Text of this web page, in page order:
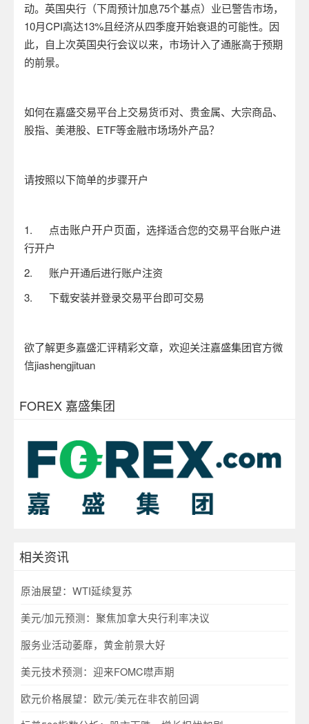
动。英国央行（下周预计加息75个基点）业已警告市场，
10月CPI高达13%且经济从四季度开始衰退的可能性。因
此，自上次英国央行会议以来，市场计入了通胀高于预期
的前景。
如何在嘉盛交易平台上交易货币对、贵金属、大宗商品、
股指、美港股、 ETF等金融市场场外产品？
请按照以下简单的步骤开户
1. 点击账户开户页面，选择适合您的交易平台账户进
行开户
2. 账户开通后进行账户注资
3. 下载安装并登录交易平台即可交易
欲了解更多嘉盛汇评精彩文章，欢迎关注嘉盛集团官方微
信jiashengjituan
FOREX 嘉盛集团
相关资讯
原油展望：WTI延续复苏
美元/加元预测：聚焦加拿大央行利率决议
服务业活动萎靡，黄金前景大好
美元技术预测：迎来FOMC噤声期
欧元价格展望：欧元/美元在非农前回调